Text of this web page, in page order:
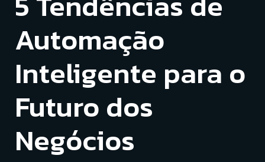
Automação
Inteligente para o
Futuro dos
Negócios